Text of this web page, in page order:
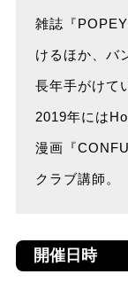
雑誌『
けるほか、バ
長年手がけて
2019年には
漫画『
クラブ講師。
開催日時